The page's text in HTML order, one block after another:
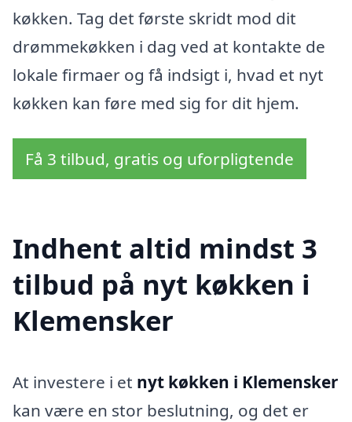
køkken. Tag det første skridt mod dit
drømmekøkken i dag ved at kontakte de
lokale firmaer og få indsigt i, hvad et nyt
køkken kan føre med sig for dit hjem.
Få 3 tilbud, gratis og uforpligtende
Indhent altid mindst 3
tilbud på nyt køkken i
Klemensker
At investere i et nyt køkken i Klemensker
kan være en stor beslutning, og det er